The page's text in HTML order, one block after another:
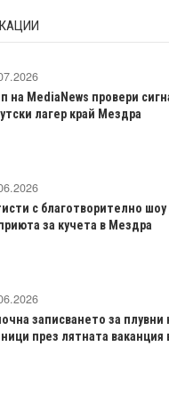
на MediaNews провери
лагер край Мездра
с благотворително шоу
за кучета в Мездра
записването за плувни
през лятната ваканция